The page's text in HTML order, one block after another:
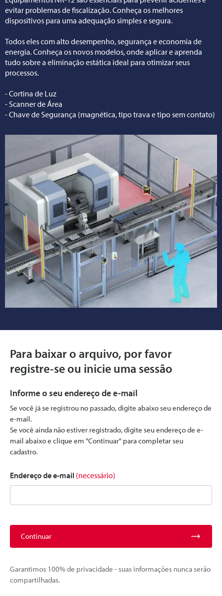
evitar problemas de fiscalização. Conheça os melhores
dispositivos para uma adequação simples e segura.
Todos eles com alto desempenho, segurança e economia de
energia. Conheça os novos modelos, onde aplicar e aprenda
tudo sobre a eliminação estática ideal para otimizar seus
processos.
- Cortina de Luz
- Scanner de Área
- Chave de Segurança (magnética, tipo trava e tipo sem contato)
Para baixar o arquivo, por favor
registre-se ou inicie uma sessão
Informe o seu endereço de e-mail
Se você já se registrou no passado, digite abaixo seu endereço de
e-mail.
Se você ainda não estiver registrado, digite seu endereço de e-
mail abaixo e clique em "Continuar" para completar seu
cadastro.
Endereço de e-mail (necessário)
Continuar
Garantimos 100% de privacidade - suas informações nunca serão
compartilhadas.